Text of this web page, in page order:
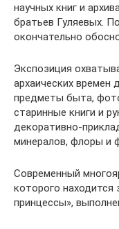
научных книг и
братьев Гуляевых.
окончательно
Экспозиция
архаических времен
предметы быта,
старинные книги и
декоративно-
минералов, флоры и
Современный
которого находится
принцессы»,